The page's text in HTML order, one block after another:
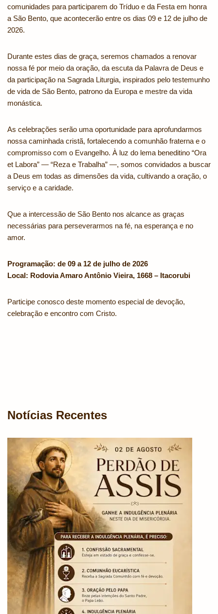
comunidades para participarem do Tríduo e da Festa em honra
a São Bento, que acontecerão entre os dias 09 e 12 de julho de
2026.
Durante estes dias de graça, seremos chamados a renovar
nossa fé por meio da oração, da escuta da Palavra de Deus e
da participação na Sagrada Liturgia, inspirados pelo testemunho
de vida de São Bento, patrono da Europa e mestre da vida
monástica.
As celebrações serão uma oportunidade para aprofundarmos
nossa caminhada cristã, fortalecendo a comunhão fraterna e o
compromisso com o Evangelho. À luz do lema beneditino “Ora
et Labora” — “Reza e Trabalha” —, somos convidados a buscar
a Deus em todas as dimensões da vida, cultivando a oração, o
serviço e a caridade.
Que a intercessão de São Bento nos alcance as graças
necessárias para perseverarmos na fé, na esperança e no
amor.
Programação: de 09 a 12 de julho de 2026
Local: Rodovia Amaro Antônio Vieira, 1668 – Itacorubi
Participe conosco deste momento especial de devoção,
celebração e encontro com Cristo.
Notícias Recentes